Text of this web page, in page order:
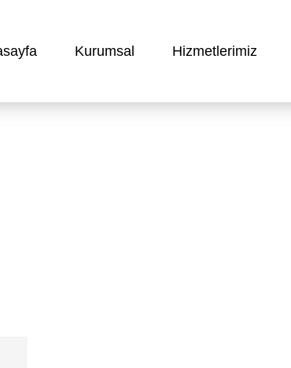
Kurumsal Hizmetlerimiz